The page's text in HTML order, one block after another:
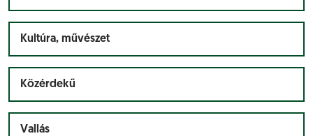
Kultúra, művészet
Közérdekű
Vallás